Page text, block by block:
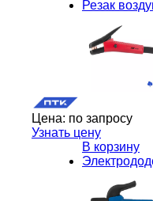
Резак
Цена: по запросу
Узнать цену
В корзину